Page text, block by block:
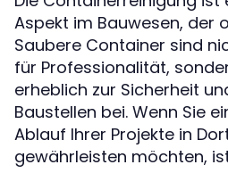
Aspekt im Bauwesen, der
Saubere Container sind
für Professionalität,
erheblich zur Sicherheit
Baustellen bei. Wenn Sie
Ablauf Ihrer Projekte in
gewährleisten möchten,